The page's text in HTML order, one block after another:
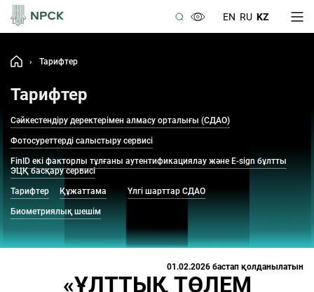
EN RU KZ
› Тарифтер
Тарифтер
Сәйкестендіру деректерімен алмасу орталығы (СДАО)
Фотосуреттерді салыстыру сервисі
FinID екі факторлы тұлғаны аутентификациялау және E-sign бұлтты
ЭЦҚ басқару сервисі
Тарифтер Құжаттама Үлгі шарттар СДАО
Биометриялық шешім
01.02.2026 бастап қолданылатын
«ҰЛТТЫҚ ТӨЛЕМ